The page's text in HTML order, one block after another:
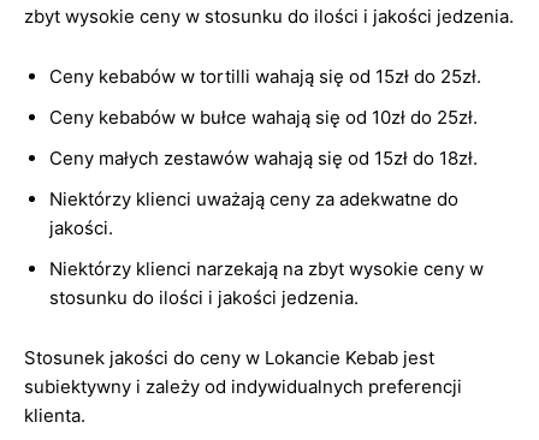
zbyt wysokie ceny w stosunku do ilości i jakości jedzenia.
Ceny kebabów w tortilli wahają się od 15zł do 25zł.
Ceny kebabów w bułce wahają się od 10zł do 25zł.
Ceny małych zestawów wahają się od 15zł do 18zł.
Niektórzy klienci uważają ceny za adekwatne do
jakości.
Niektórzy klienci narzekają na zbyt wysokie ceny w
stosunku do ilości i jakości jedzenia.
Stosunek jakości do ceny w Lokancie Kebab jest
subiektywny i zależy od indywidualnych preferencji
klienta.